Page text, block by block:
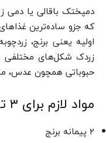
دمپختک باقالی یا دمی
که جزو ساده‌ترین
اولیه یعنی برنج،
زردک شکل‌های مختلفی
حبوباتی همچون عدس،
مواد لازم برای ۳ تا ۴ نفر:
۲ پیمانه برنج